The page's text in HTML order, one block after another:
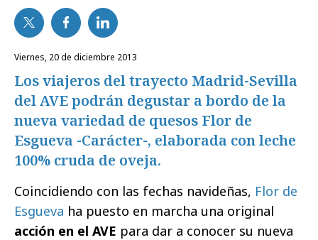
viernes, 20 de diciembre 2013
Los viajeros del trayecto Madrid-Sevilla
del AVE podrán degustar a bordo de la
nueva variedad de quesos Flor de
Esgueva -Carácter-, elaborada con leche
100% cruda de oveja.
Coincidiendo con las fechas navideñas, Flor de
Esgueva ha puesto en marcha una original
acción en el AVE para dar a conocer su nueva